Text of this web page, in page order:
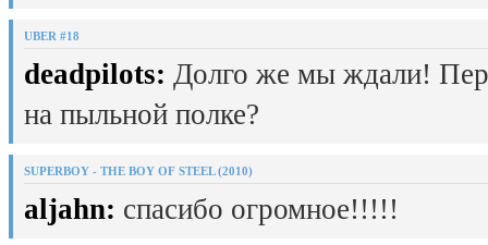
UBER #18
deadpilots: Долго же мы ждали!
на пыльной полке?
SUPERBOY - THE BOY OF STEEL (2010)
aljahn: спасибо огромное!!!!!